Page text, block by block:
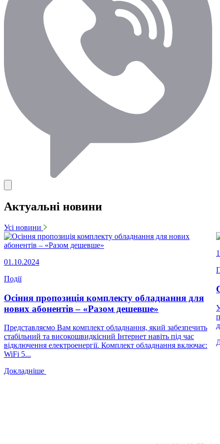
Актуальні новини
Усі новини
01.10.2024
Події
Осіння пропозиція комплекту обладнання для
нових абонентів – «Разом дешевше»
Представляємо Вам комплект обладнання, який забезпечить
стабільний та високошвидкісний Інтернет навіть під час
відключення електроенергії. Комплект обладнання включає:
WiFi 5...
Докладніше